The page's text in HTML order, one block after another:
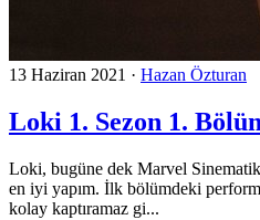
13 Haziran 2021 · Hazan Özturan
Loki 1. Sezon 1.
Loki, bugüne dek Marvel
en iyi yapım. İlk bölümdeki
kolay kaptıramaz gi...